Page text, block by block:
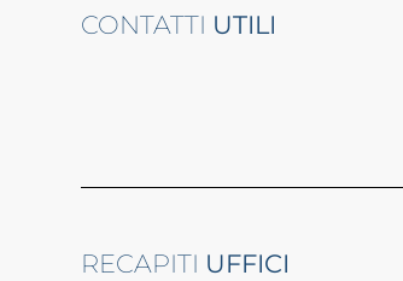
CONTATTI UTILI
RECAPITI UFFICI